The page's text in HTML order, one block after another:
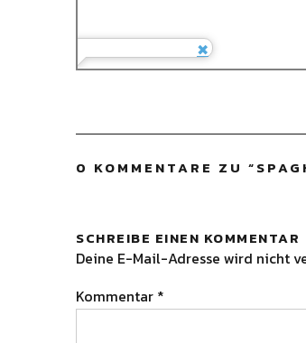
0 KOMMENTARE ZU “
SCHREIBE EINEN KOMMENTAR
Deine E-Mail-Adresse wird nicht
Kommentar *